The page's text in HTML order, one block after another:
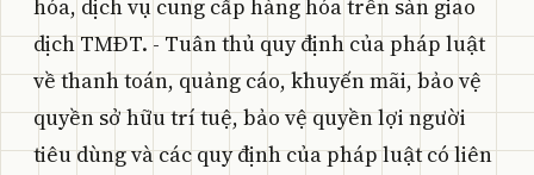
hóa, dịch vụ cung cấp hàng hóa trên sàn giao
dịch TMĐT. - Tuân thủ quy định của pháp luật
về thanh toán, quảng cáo, khuyến mãi, bảo vệ
quyền sở hữu trí tuệ, bảo vệ quyền lợi người
tiêu dùng và các quy định của pháp luật có liên